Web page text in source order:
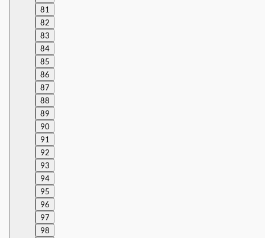
81
82
83
84
85
86
87
88
89
90
91
92
93
94
95
96
97
98